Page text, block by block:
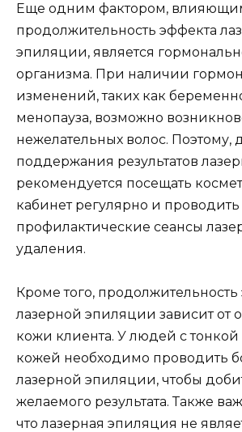
Еще одним фактором,
продолжительность эффекта
эпиляции, является
организма. При наличии
изменений, таких как
менопауза, возможно
нежелательных волос. Поэтому,
поддержания результатов
рекомендуется посещать
кабинет регулярно и проводить
профилактические сеансы
удаления.
Кроме того, продолжительность
лазерной эпиляции зависит от
кожи клиента. У людей с тонкой
кожей необходимо проводить
лазерной эпиляции, чтобы
желаемого результата. Также
что лазерная эпиляция не